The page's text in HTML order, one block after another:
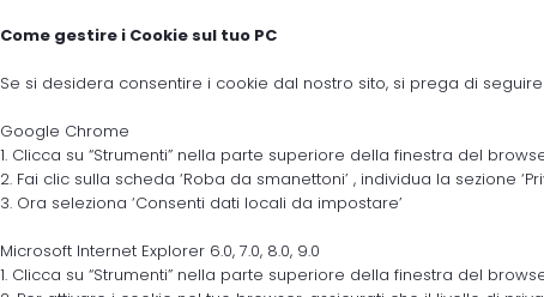
Come gestire i Cookie sul tuo PC
Se si desidera consentire i cookie dal nostro sito, si prega di
Google Chrome
1. Clicca su “Strumenti” nella parte superiore della finestra del
2. Fai clic sulla scheda ‘Roba da smanettoni’ , individua la sezione
3. Ora seleziona ‘Consenti dati locali da impostare’
Microsoft Internet Explorer 6.0, 7.0, 8.0, 9.0
1. Clicca su “Strumenti” nella parte superiore della finestra del